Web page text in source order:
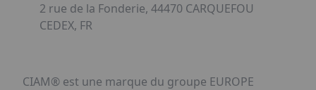
2 rue de la Fonderie, 44470 CARQUEFOU
CEDEX, FR
CIAM® est une marque du groupe EUROPE